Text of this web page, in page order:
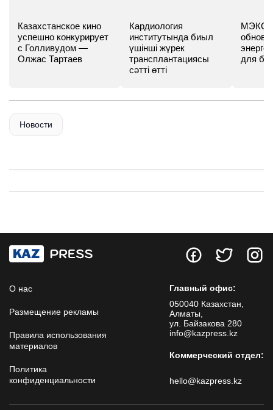
Казахстанское кино
успешно конкурирует
с Голливудом —
Олжас Тартаев
Кардиология
институтында биыл
үшінші жүрек
трансплантациясы
сәтті өтті
МЭКС -
для
Новости
О нас
Размещение рекламы
Правила использования
материалов
Политика
конфиденциальности
Главный офис:
050040 Казахстан,
Алматы,
ул. Байзакова 280
info@kazpress.kz
Коммерческий отдел:
hello@kazpress.kz